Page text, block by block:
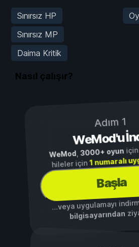
Sınırsız HP
Sınırsız MP
Daima Kritik
Nasıl çalışır?
Adım 1
WeMod'u
WeMod,3000+ oyuniçin
hileler için1 numaralı
Başla
...veya uygulamayı
bilgisayarından